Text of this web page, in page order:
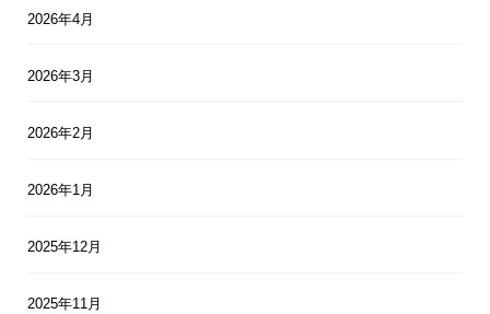
2026年4月
2026年3月
2026年2月
2026年1月
2025年12月
2025年11月